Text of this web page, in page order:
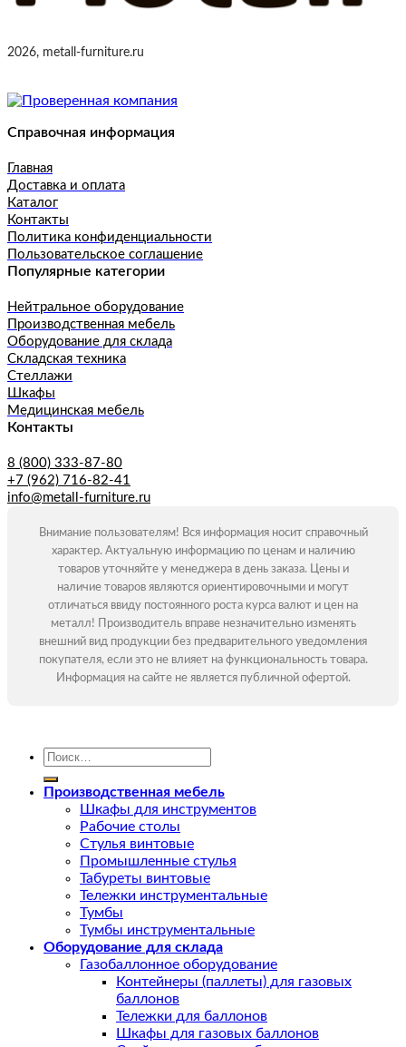
2026, metall-furniture.ru
Справочная информация
Главная
Доставка и оплата
Каталог
Контакты
Политика конфиденциальности
Пользовательское соглашение
Популярные категории
Нейтральное оборудование
Производственная мебель
Оборудование для склада
Складская техника
Стеллажи
Шкафы
Медицинская мебель
Контакты
8 (800) 333-87-80
+7 (962) 716-82-41
info@metall-furniture.ru
Внимание пользователям! Вся информация носит справочный
характер. Актуальную информацию по ценам и наличию
товаров уточняйте у менеджера в день заказа. Цены и
наличие товаров являются ориентировочными и могут
отличаться ввиду постоянного роста курса валют и цен на
металл! Производитель вправе незначительно изменять
внешний вид продукции без предварительного уведомления
покупателя, если это не влияет на функциональность товара.
Информация на сайте не является публичной офертой.
Искать:
Производственная мебель
Шкафы для инструментов
Рабочие столы
Стулья винтовые
Промышленные стулья
Табуреты винтовые
Тележки инструментальные
Тумбы
Тумбы инструментальные
Оборудование для склада
Газобаллонное оборудование
Контейнеры (паллеты) для газовых
баллонов
Тележки для баллонов
Шкафы для газовых баллонов